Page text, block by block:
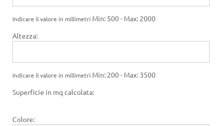
Indicare il valore in millimetri Min: 500 - Max: 2000
Altezza:
Indicare il valore in millimetri Min: 200 - Max: 3500
Superficie in mq calcolata:
Colore: